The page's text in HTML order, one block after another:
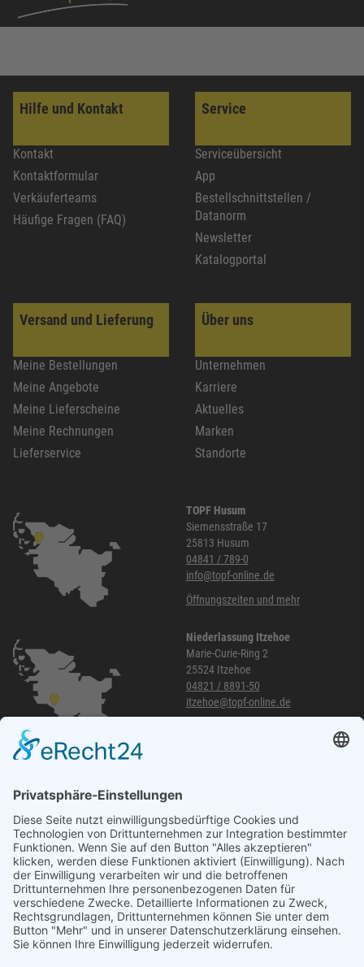
Hilfe und Kontakt
Kontakt
Kontaktformular
Verkäuferteams
Häufige Fragen (FAQ)
Service
Serviceübersicht
App
Bestellschnittstellen /
Datanorm
Newsletter
Katalogportal
Versand und Lieferung
Meine Bestellungen
Meine Angebote
Meine Lieferscheine
Meine Rechnungen
Lieferservice
Über uns
Unternehmen
Karriere
Aktuelles
Marken
Standorte
TOPF Husum
Siemensstraße 17
25813 Husum
04841 / 789-0
info@topf-online.de
Öffnungszeiten und mehr
Niederlassung Itzehoe
Marie-Curie-Ring 2
25524 Itzehoe
04821 / 8891-50
itzehoe@topf-online.de
040 / 21 04 04 04-04
glinde@topf-online.de
Öffnungszeiten und mehr